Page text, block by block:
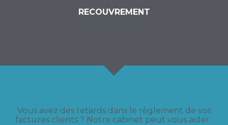
RECOUVREMENT
Vous avez des retards dans le règlement de vos
factures clients ? Notre cabinet peut vous aider :